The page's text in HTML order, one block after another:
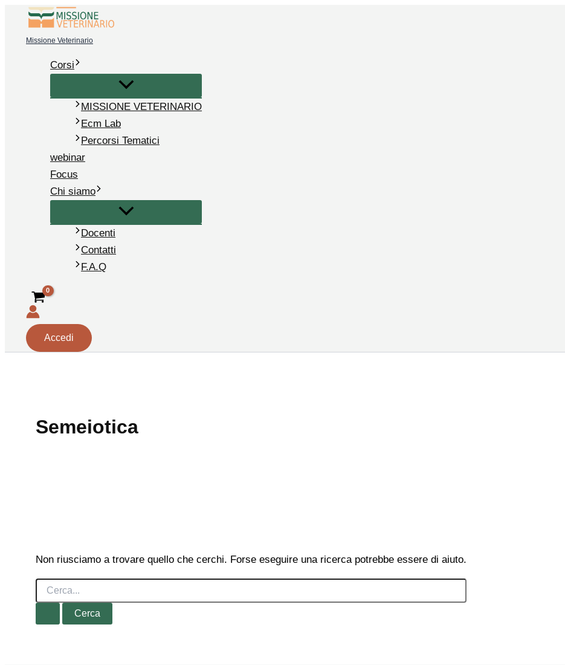
contenuto
Missione Veterinario
Corsi
MISSIONE VETERINARIO
Ecm Lab
Percorsi Tematici
webinar
Focus
Chi siamo
Docenti
Contatti
F.A.Q
Accedi
Semeiotica
Non riusciamo a trovare quello che cerchi. Forse eseguire una ricerca potrebbe essere di aiuto.
Cerca: